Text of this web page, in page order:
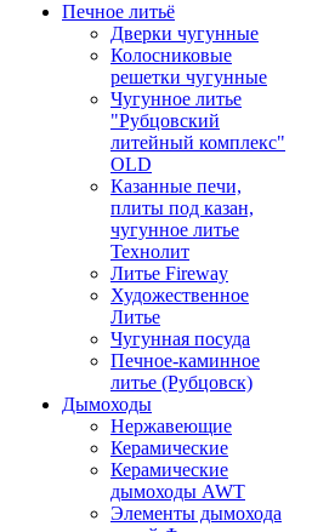
Печное литьё
Дверки чугунные
Колосниковые
решетки чугунные
Чугунное литье
"Рубцовский
литейный комплекс"
OLD
Казанные печи,
плиты под казан,
чугунное литье
Технолит
Литье Fireway
Художественное
Литье
Чугунная посуда
Печное-каминное
литье (Рубцовск)
Дымоходы
Нержавеющие
Керамические
Керамические
дымоходы AWT
Элементы дымохода